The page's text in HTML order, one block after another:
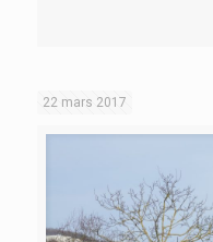
22 mars 2017